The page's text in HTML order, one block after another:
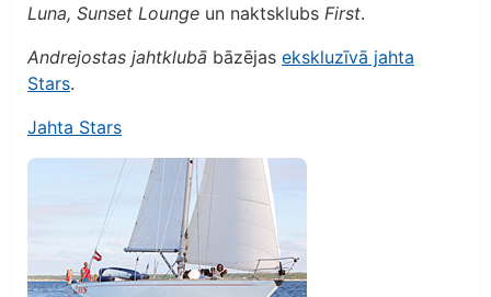
Luna, Sunset Lounge un naktsklubs First.
Andrejostas jahtklubā bāzējas ekskluzīvā jahta
Stars.
Jahta Stars